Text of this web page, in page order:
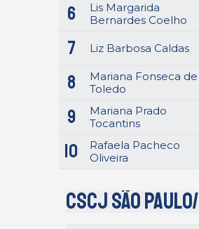
6
Lis Margarida
Bernardes Coelho
7 Liz Barbosa Caldas
8
Mariana Fonseca de
Toledo
9
Mariana Prado
Tocantins
10
Rafaela Pacheco
Oliveira
CSCJ São